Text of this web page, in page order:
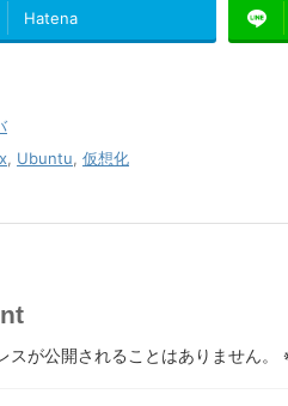
Hatena
Ubuntu 仮想化
スが公開されることはありません。